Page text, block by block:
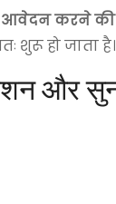
आवेदन करने की
शुरू हो जाता है।
और